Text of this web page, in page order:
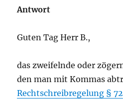
Antwort
Guten Tag Herr B.,
das zweifelnde oder
den man mit Kommas
Rechtschreibregelung § 72